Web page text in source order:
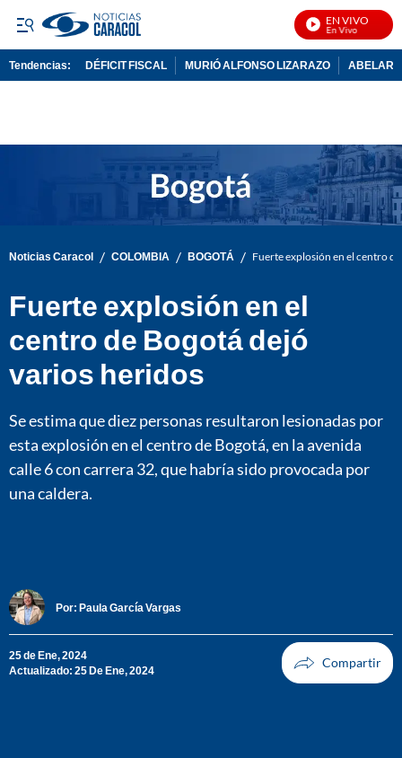
EN VIVO
Tendencias: DÉFICIT FISCAL MURIÓ ALFONSO LIZARAZO
Noticias Caracol / COLOMBIA / BOGOTÁ / Fuerte explosión en el centro
Fuerte explosión en el
centro de Bogotá dejó
varios heridos
Se estima que diez personas resultaron lesionadas por
esta explosión en el centro de Bogotá, en la avenida
calle 6 con carrera 32, que habría sido provocada por
una caldera.
Por: Paula García Vargas
25 de Ene, 2024
Actualizado: 25 De Ene, 2024